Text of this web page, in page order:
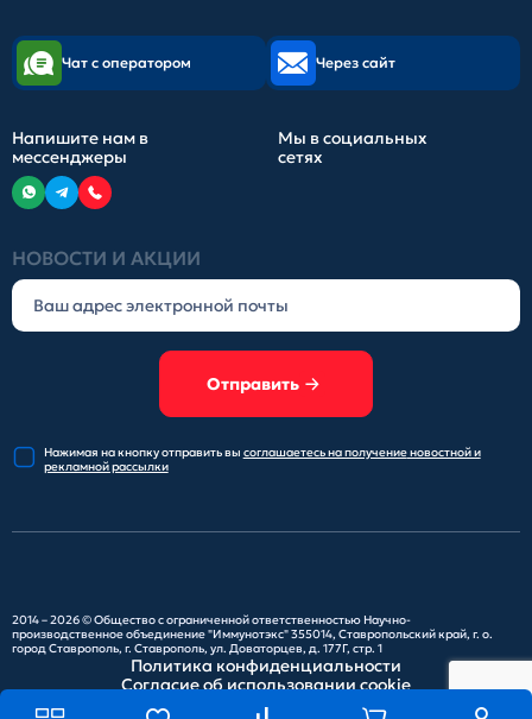
НОВОСТИ И АКЦИИ
Отправить
Нажимая на кнопку отправитьвы соглашаетесь на получениеновостной и
рекламной рассылки
Чат с оператором Через сайт
Напишите нам в
мессенджеры
Мы в социальных
сетях
2014 – 2026 ©Общество с ограниченной ответственностью Научно-
производственное объединение "Иммунотэкс"355014, Ставропольский край, г. о.
город Ставрополь, г. Ставрополь, ул. Доваторцев, д. 177Г, стр. 1
Политика конфиденциальности
Согласие об использовании cookie
Карта сайта